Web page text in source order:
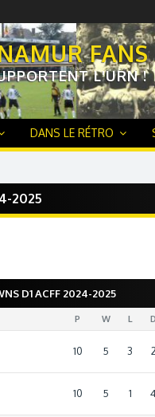
L'URN !
DANS LE RÉTRO
2025
D1 ACFF 2024-2025
P W L D
10 5 3 2
10 5 1 4